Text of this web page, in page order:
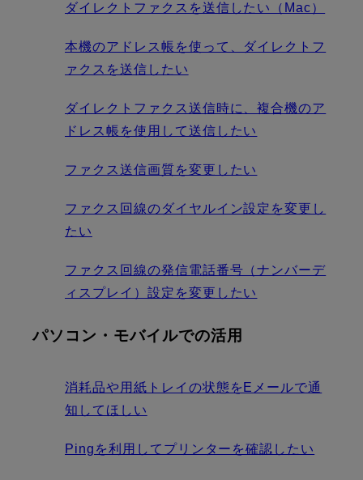
ダイレクトファクスを送信したい（Mac）
本機のアドレス帳を使って、ダイレクトフ
ァクスを送信したい
ダイレクトファクス送信時に、複合機のア
ドレス帳を使用して送信したい
ファクス送信画質を変更したい
ファクス回線のダイヤルイン設定を変更し
たい
ファクス回線の発信電話番号（ナンバーデ
ィスプレイ）設定を変更したい
パソコン・モバイルでの活用
消耗品や用紙トレイの状態をEメールで通
知してほしい
Pingを利用してプリンターを確認したい